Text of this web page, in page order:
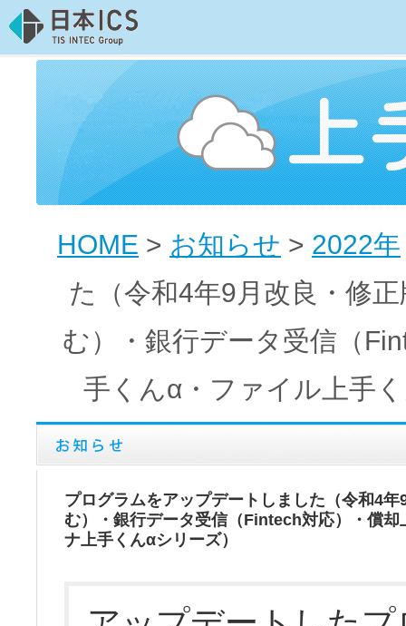
HOME > お知らせ > 2022年
た（令和4年9月改良・修
む）・銀行データ受信（
手くんα・ファイル上手
プログラムをアップデートしました（令和4
む）・銀行データ受信（Fintech対応）・償
ナ上手くんαシリーズ）